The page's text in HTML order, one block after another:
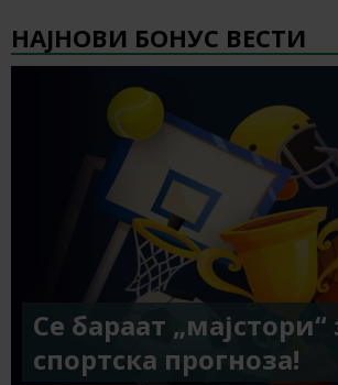
НАЈНОВИ БОНУС ВЕСТИ
Се бараат „мајстори“
спортска прогноза!